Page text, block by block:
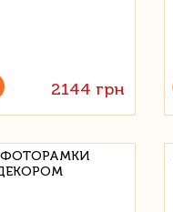
2144 грн
ФОТОРАМКИ